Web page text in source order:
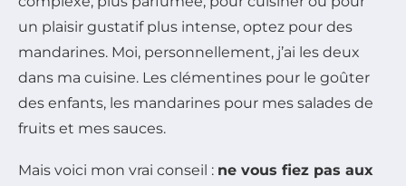
un plaisir gustatif plus intense, optez pour des
mandarines. Moi, personnellement, j’ai les deux
dans ma cuisine. Les clémentines pour le goûter
des enfants, les mandarines pour mes salades de
fruits et mes sauces.
Mais voici mon vrai conseil : ne vous fiez pas aux